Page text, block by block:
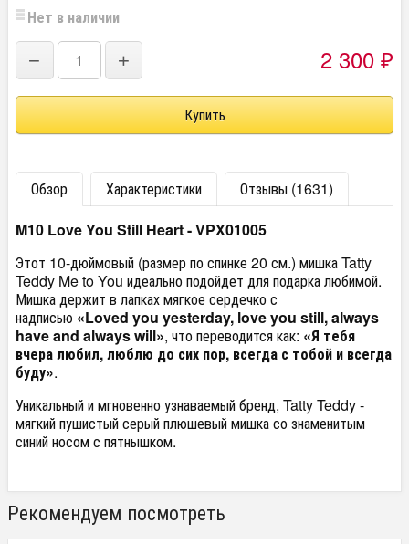
Нет в наличии
− + 2 300 ₽
Обзор Характеристики
Отзывы (1631)
M10 Love You Still Heart - VPX01005
Этот 10-дюймовый (размер по спинке 20 см.) мишка Tatty
Teddy Me to You идеально подойдет для подарка любимой.
Мишка держит в лапках мягкое сердечко с
надписью «Loved you yesterday, love you still, always
have and always will», что переводится как: «Я тебя
вчера любил, люблю до сих пор, всегда с тобой и всегда
буду».
Уникальный и мгновенно узнаваемый бренд, Tatty Teddy -
мягкий пушистый серый плюшевый мишка со знаменитым
синий носом с пятнышком.
Рекомендуем посмотреть